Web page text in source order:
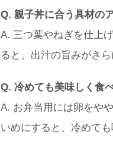
Q. 親子丼に合う具材の
A. 三つ葉やねぎを仕上
ると、出汁の旨みがさら
Q. 冷めても美味しく食
A. お弁当用には卵をや
いめにすると、冷めて